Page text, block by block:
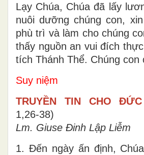
Lạy Chúa, Chúa đã lấy
nuôi dưỡng chúng con,
phù trì và làm cho chúng
thấy nguồn an vui đích
tích Thánh Thể. Chúng
Suy niệm
TRUYỀN TIN CHO
1,26-38)
Lm. Giuse Đinh Lập Liễm
1. Đến ngày ấn định,